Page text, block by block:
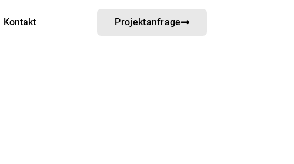
Kontakt Projektanfrage